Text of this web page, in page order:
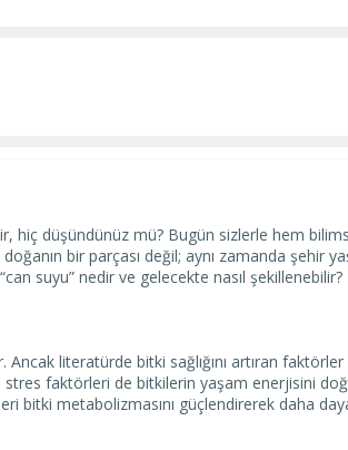
hiç düşündünüz mü? Bugün sizlerle hem
bir parçası değil; aynı zamanda şehir
suyu” nedir ve gelecekte nasıl şekillenebilir?
literatürde bitki sağlığını artıran faktörler
faktörleri de bitkilerin yaşam enerjisini
metabolizmasını güçlendirerek daha